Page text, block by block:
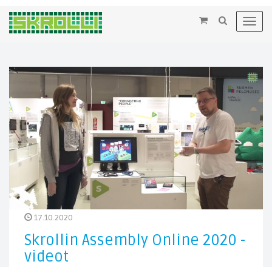
×
17.10.2020
Skrollin Assembly Online 2020 -
videot